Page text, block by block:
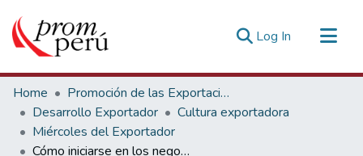
Log In (current)
Communities & Collections
All of DSpace
Statistics
Home
Promoción de las Exportaciones
Desarrollo Exportador
Cultura exportadora
Miércoles del Exportador
Cómo iniciarse en los negocios electrónicos [02 de abril de 2014]